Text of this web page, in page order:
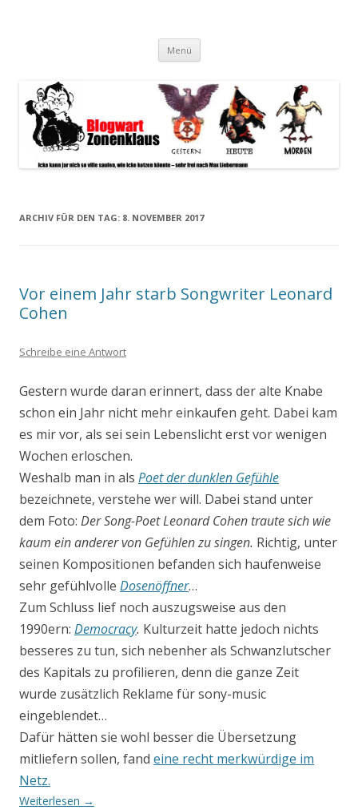
spiegeln im wesentlichen den Gesundheitszustand dieser unserer
Menü Zum
springen
ARCHIV FÜR DEN TAG: 8. NOVEMBER 2017
Vor einem Jahr starb Songwriter Leonard
Cohen
Schreibe eine Antwort
Gestern wurde daran erinnert, dass der alte Knabe
schon ein Jahr nicht mehr einkaufen geht. Dabei kam
es mir vor, als sei sein Lebenslicht erst vor wenigen
Wochen erloschen.
Weshalb man in als Poet der dunklen Gefühle
bezeichnete, verstehe wer will. Dabei stand unter
dem Foto: Der Song-Poet Leonard Cohen traute sich wie
kaum ein anderer von Gefühlen zu singen. Richtig, unter
seinen Kompositionen befanden sich haufenweise
sehr gefühlvolle Dosenöffner…
Zum Schluss lief noch auszugsweise aus den
1990ern: Democracy. Kulturzeit hatte jedoch nichts
besseres zu tun, sich nebenher als Schwanzlutscher
des Kapitals zu profilieren, denn die ganze Zeit
wurde zusätzlich Reklame für sony-music
eingeblendet…
Dafür hätten sie wohl besser die Übersetzung
mitliefern sollen, fand eine recht merkwürdige im
Netz.
Weiterlesen →